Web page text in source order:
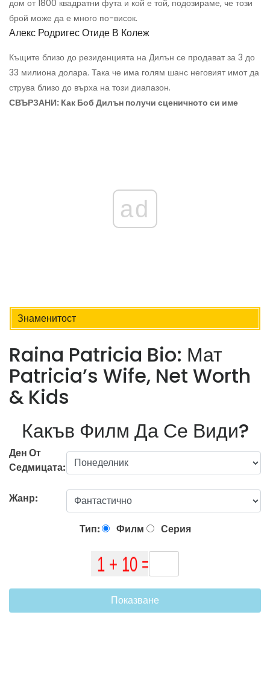
дом от 1800 квадратни фута и кой е той, подозираме, че този
брой може да е много по-висок.
Алекс Родригес Отиде В Колеж
Къщите близо до резиденцията на Дилън се продават за 3 до
33 милиона долара. Така че има голям шанс неговият имот да
струва близо до върха на този диапазон.
СВЪРЗАНИ: Как Боб Дилън получи сценичното си име
ad
Знаменитост
Raina Patricia Bio: Мат
Patricia’s Wife, Net Worth
& Kids
Какъв Филм Да Се Види?
Ден От
Седмицата:
Жанр:
Тип: Филм Серия
Показване